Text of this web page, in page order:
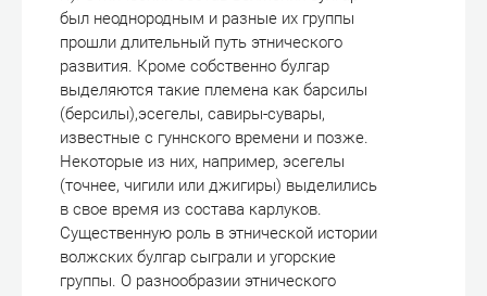
был неоднородным и разные их группы
прошли длительный путь этнического
развития. Кроме собственно булгар
выделяются такие племена как барсилы
(берсилы),эсегелы, савиры-сувары,
известные с гуннского времени и позже.
Некоторые из них, например, эсегелы
(точнее, чигили или джигиры) выделились
в свое время из состава карлуков.
Существенную роль в этнической истории
волжских булгар сыграли и угорские
группы. О разнообразии этнического